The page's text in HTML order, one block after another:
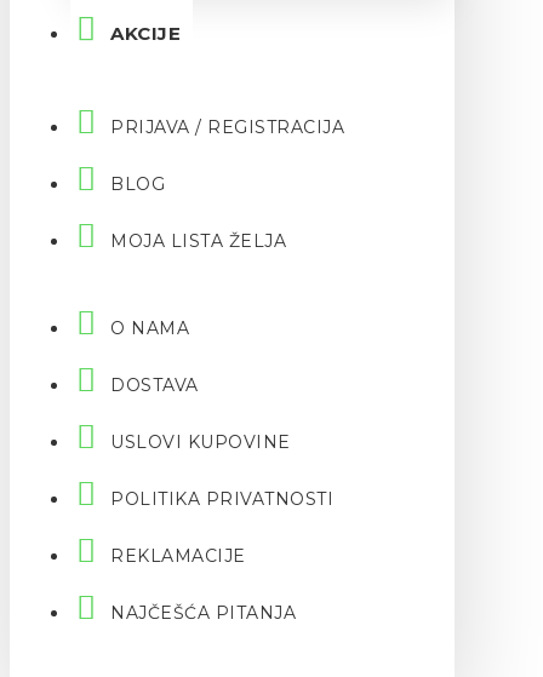
AKCIJE
PRIJAVA / REGISTRACIJA
BLOG
MOJA LISTA ŽELJA
O NAMA
DOSTAVA
USLOVI KUPOVINE
POLITIKA PRIVATNOSTI
REKLAMACIJE
NAJČEŠĆA PITANJA